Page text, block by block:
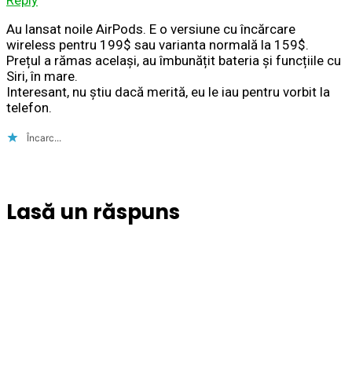
Au lansat noile AirPods. E o versiune cu încărcare
wireless pentru 199$ sau varianta normală la 159$.
Prețul a rămas același, au îmbunățit bateria și funcțiile cu
Siri, în mare.
Interesant, nu știu dacă merită, eu le iau pentru vorbit la
telefon.
Încarc...
Lasă un răspuns